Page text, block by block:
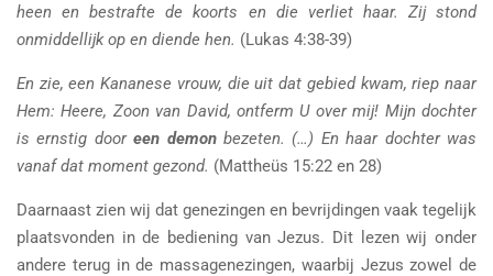
heen en bestrafte de koorts en die verliet haar. Zij stond
onmiddellijk op en diende hen. (Lukas 4:38-39)
En zie, een Kananese vrouw, die uit dat gebied kwam, riep naar
Hem: Heere, Zoon van David, ontferm U over mij! Mijn dochter
is ernstig dooreen demonbezeten. (…) En haar dochter was
vanaf dat moment gezond. (Mattheüs 15:22 en 28)
Daarnaast zien wij dat genezingen en bevrijdingen vaak tegelijk
plaatsvonden in de bediening van Jezus. Dit lezen wij onder
andere terug in de massagenezingen, waarbij Jezus zowel de